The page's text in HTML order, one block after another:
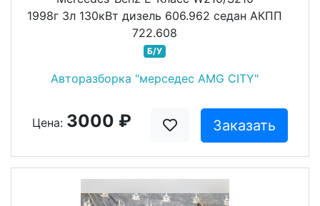
1998г 3л 130кВт дизель 606.962 седан АКПП
722.608
Б/У
Авторазборка "мерседес AMG CITY"
Цена: 3000 ₽ Заказать